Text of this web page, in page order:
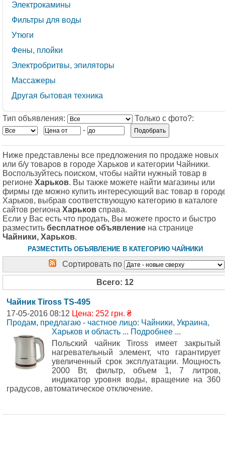
Электрокамины
Фильтры для воды
Утюги
Фены, плойки
Электробритвы, эпиляторы
Массажеры
Другая бытовая техника
Тип объявления:
Только с фото?:
-
Ниже представлены все предложения по продаже новых
или б/у товаров в городе Харьков и категории Чайники.
Воспользуйтесь поиском, чтобы найти нужный товар в
регионе Харьков. Вы также можете найти магазины или
фирмы где можно купить интересующий вас товар в
Харьков, выбрав соответствующую категорию в каталоге
сайтов региона Харьков справа.
Если у Вас есть что продать, Вы можете просто и быстро
разместить бесплатное объявление на странице
Чайники, Харьков.
РАЗМЕСТИТЬ ОБЪЯВЛЕНИЕ В КАТЕГОРИЮ ЧАЙНИКИ
Сортировать по
Всего: 12
Чайник Tiross TS-495
17-05-2016 08:12 Цена: 252 грн. ₴
Продам, предлагаю - частное лицо: Чайники, Украина,
Харьков и область ... Подробнее ...
Польский чайник Tiross имеет закрытый
нагревательный элемент, что гарантирует
увеличенный срок эксплуатации. Мощность
2000 Вт, фильтр, объем 1, 7 литров,
индикатор уровня воды, вращение на 360
градусов, автоматическое отключение.